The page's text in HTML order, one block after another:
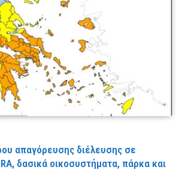
απαγόρευσης διέλευσης σε
δασικά οικοσυστήματα, πάρκα και